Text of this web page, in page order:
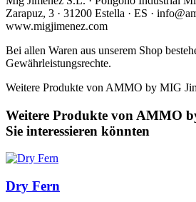
Zarapuz, 3 · 31200 Estella · ES ·
www.migjimenez.com
Bei allen Waren aus unserem Shop
Gewährleistungsrechte.
Weitere Produkte von AMMO by MIG
Weitere Produkte von AMMO
Sie interessieren könnten
Dry Fern